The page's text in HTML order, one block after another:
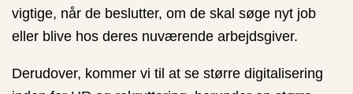
vigtige, når de beslutter, om de skal søge nyt job
eller blive hos deres nuværende arbejdsgiver.
Derudover, kommer vi til at se større digitalisering